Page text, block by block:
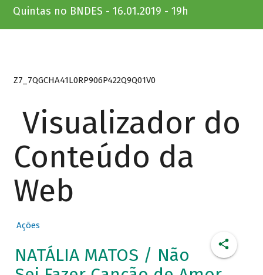
Quintas no BNDES - 16.01.2019 - 19h
Z7_7QGCHA41L0RP906P422Q9Q01V0
Visualizador do
Conteúdo da
Web
Ações
NATÁLIA MATOS / Não